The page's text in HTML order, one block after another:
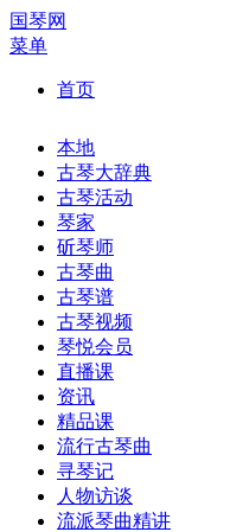
国琴网
菜单
首页
本地
古琴大辞典
古琴活动
琴家
斫琴师
古琴曲
古琴谱
古琴视频
琴悦会员
直播课
资讯
精品课
流行古琴曲
寻琴记
人物访谈
流派琴曲精讲